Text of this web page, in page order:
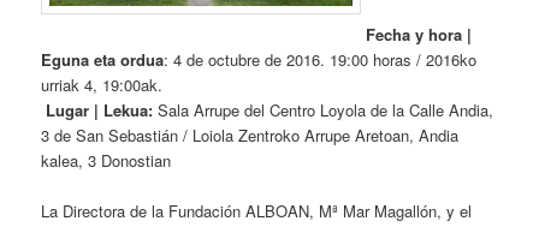
Fecha y hora |
Eguna eta ordua: 4 de octubre de 2016. 19:00 horas / 2016ko
urriak 4, 19:00ak.
Lugar | Lekua: Sala Arrupe del Centro Loyola de la Calle Andia,
3 de San Sebastián / Loiola Zentroko Arrupe Aretoan, Andia
kalea, 3 Donostian
La Directora de la Fundación ALBOAN, Mª Mar Magallón, y el